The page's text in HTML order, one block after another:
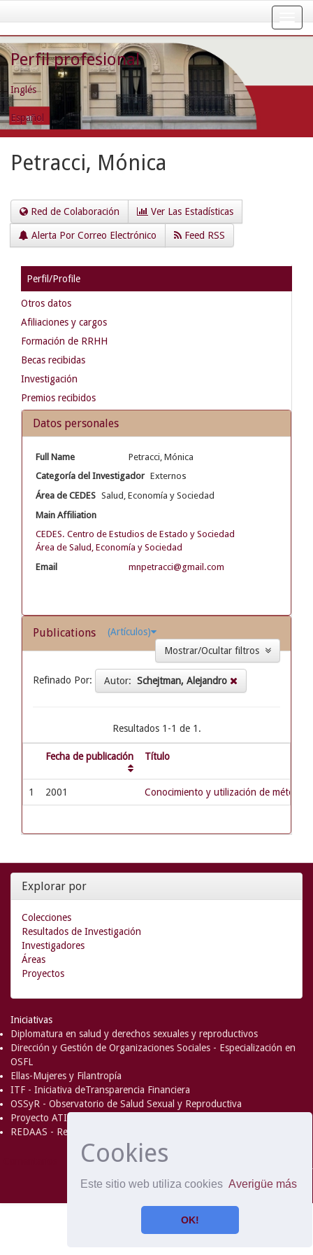
Cookies
Este sitio web utiliza cookies Averigüe más
OK!
navigation
Perfil profesional
Inglés
Español
Petracci, Mónica
Red de Colaboración Ver Las Estadísticas
Alerta Por Correo Electrónico Feed RSS
Perfil/Profile
Otros datos
Afiliaciones y cargos
Formación de RRHH
Becas recibidas
Investigación
Premios recibidos
Datos personales
Full Name
Petracci, Mónica
Categoría del Investigador Externos
Área de CEDES Salud, Economía y Sociedad
Main Affiliation
CEDES. Centro de Estudios de Estado y Sociedad
Área de Salud, Economía y Sociedad
Email
mnpetracci@gmail.com
Publications
(Artículos)
Refinado Por: Autor: Schejtman, Alejandro
Resultados 1-1 de 1.
Fecha de publicación Título
1 2001 Conocimiento y utilización de
Explorar por
Colecciones
Resultados de Investigación
Investigadores
Áreas
Proyectos
Iniciativas
Diplomatura en salud y derechos sexuales y reproductivos
Dirección y Gestión de Organizaciones Sociales - Especialización en
OSFL
Ellas-Mujeres y Filantropía
ITF - Iniciativa deTransparencia Financiera
OSSyR - Observatorio de Salud Sexual y Reproductiva
Proyecto ATICA
REDAAS - Red de Acceso al Aborto Seguro
DSpace Software
- Extensión mantenida y
optimizado por